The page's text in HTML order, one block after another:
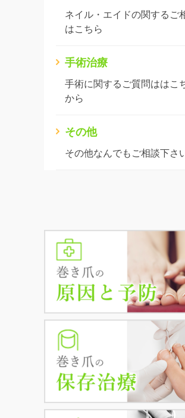
ネイル・エイドの関するご
はこちら
手術治療
手術に関するご質問ははこ
から
その他
その他なんでもご相談下さ